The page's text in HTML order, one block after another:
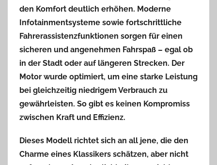
den Komfort deutlich erhöhen. Moderne
Infotainmentsysteme sowie fortschrittliche
Fahrerassistenzfunktionen sorgen für einen
sicheren und angenehmen Fahrspaß – egal ob
in der Stadt oder auf längeren Strecken. Der
Motor wurde optimiert, um eine starke Leistung
bei gleichzeitig niedrigem Verbrauch zu
gewährleisten. So gibt es keinen Kompromiss
zwischen Kraft und Effizienz.
Dieses Modell richtet sich an all jene, die den
Charme eines Klassikers schätzen, aber nicht